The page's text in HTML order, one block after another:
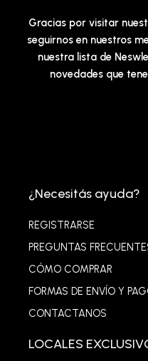
Gracias por visitar
seguirnos en nuestros
nuestra lista de
novedades que
¿Necesitás ayuda?
REGISTRARSE
PREGUNTAS
CÓMO COMPRAR
FORMAS DE ENVÍO Y
CONTACTANOS
LOCALES